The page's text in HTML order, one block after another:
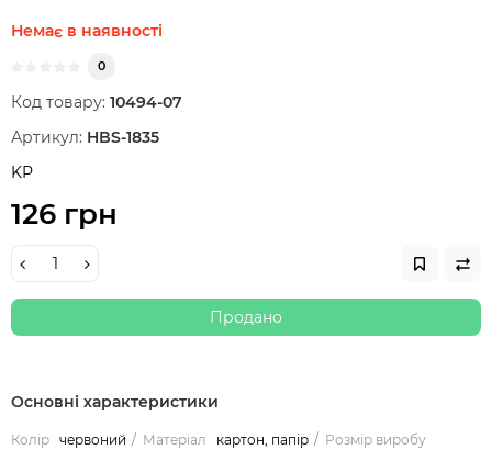
Немає в наявності
0
Код товару: 10494-07
Артикул: HBS-1835
KP
126 грн
Продано
Основні характеристики
Колір червоний Матеріал картон, папір
Розмір виробу